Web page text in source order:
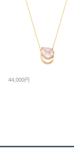
44,000円